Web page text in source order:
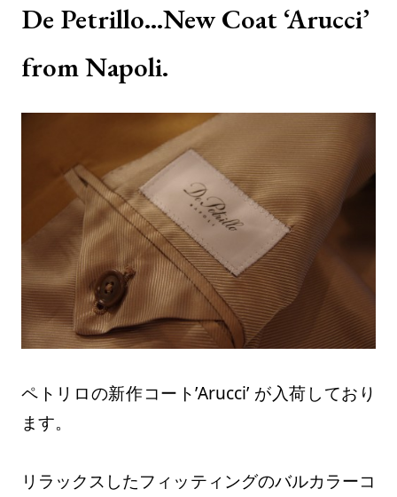
De Petrillo…New Coat ‘Arucci’
from Napoli.
ペトリロの新作コート’Arucci’ が入荷しており
ます。
リラックスしたフィッティングのバルカラーコ